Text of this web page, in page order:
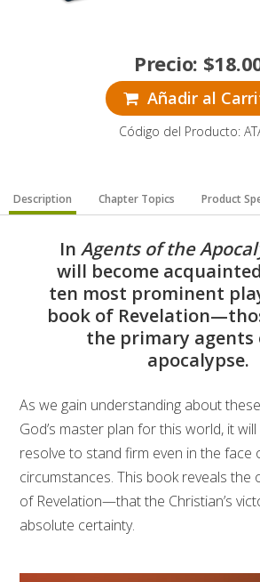
Precio: $
Añadir al
Código del Producto:
Description Chapter Topics Product
In Agents of the
will become
ten most prominent
book of
the primary agents
apocalypse.
As we gain understanding about
God’s master plan for this world, it
resolve to stand firm even in the face
circumstances. This book reveals the
of Revelation—that the Christian’s
absolute certainty.